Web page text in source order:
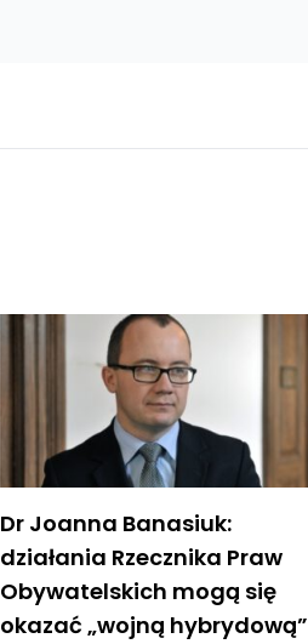
Dr Joanna Banasiuk:
działania Rzecznika Praw
Obywatelskich mogą się
okazać „wojną hybrydową”